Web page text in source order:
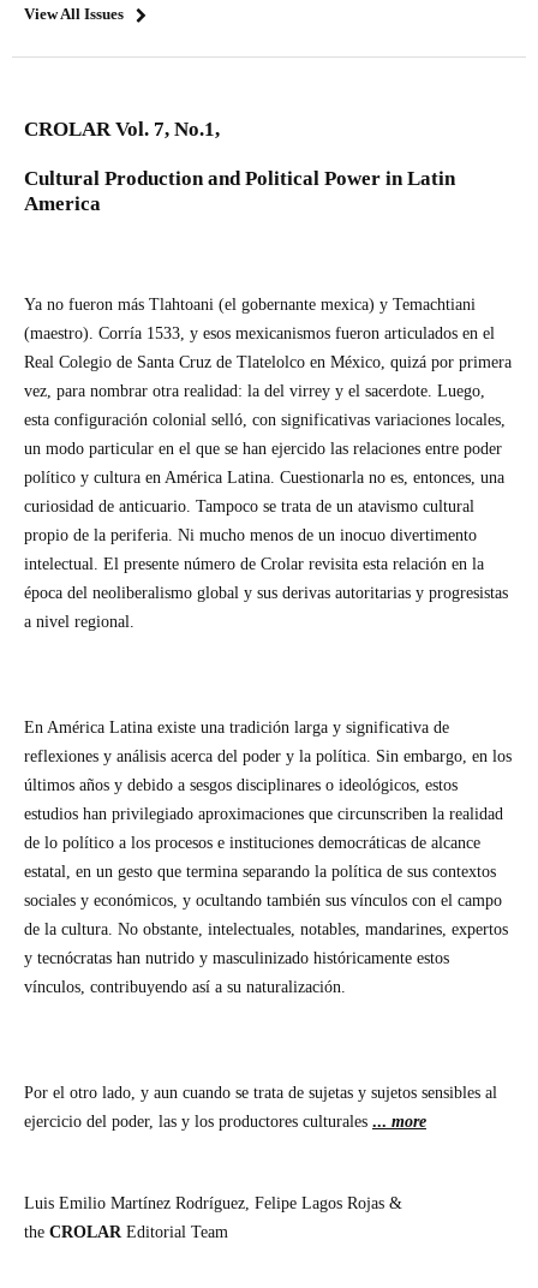
View All Issues
CROLAR Vol. 7, No.1,
Cultural Production and Political Power in Latin
America
Ya no fueron más Tlahtoani (el gobernante mexica) y Temachtiani
(maestro). Corría 1533, y esos mexicanismos fueron articulados en el
Real Colegio de Santa Cruz de Tlatelolco en México, quizá por primera
vez, para nombrar otra realidad: la del virrey y el sacerdote. Luego,
esta configuración colonial selló, con significativas variaciones locales,
un modo particular en el que se han ejercido las relaciones entre poder
político y cultura en América Latina. Cuestionarla no es, entonces, una
curiosidad de anticuario. Tampoco se trata de un atavismo cultural
propio de la periferia. Ni mucho menos de un inocuo divertimento
intelectual. El presente número de Crolar revisita esta relación en la
época del neoliberalismo global y sus derivas autoritarias y progresistas
a nivel regional.
En América Latina existe una tradición larga y significativa de
reflexiones y análisis acerca del poder y la política. Sin embargo, en los
últimos años y debido a sesgos disciplinares o ideológicos, estos
estudios han privilegiado aproximaciones que circunscriben la realidad
de lo político a los procesos e instituciones democráticas de alcance
estatal, en un gesto que termina separando la política de sus contextos
sociales y económicos, y ocultando también sus vínculos con el campo
de la cultura. No obstante, intelectuales, notables, mandarines, expertos
y tecnócratas han nutrido y masculinizado históricamente estos
vínculos, contribuyendo así a su naturalización.
Por el otro lado, y aun cuando se trata de sujetas y sujetos sensibles al
ejercicio del poder, las y los productores culturales ... more
Luis Emilio Martínez Rodríguez, Felipe Lagos Rojas &
the CROLAR Editorial Team